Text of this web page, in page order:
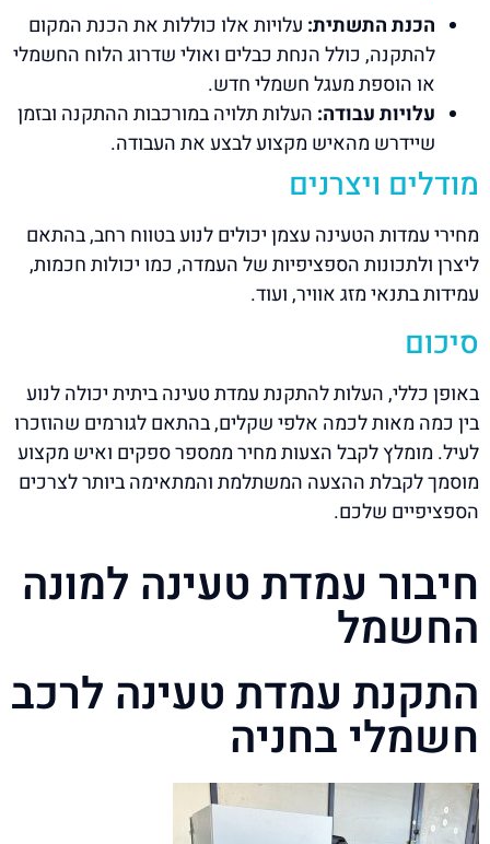
הכנת התשתית: עלויות אלו כוללות את הכנת המקום
להתקנה, כולל הנחת כבלים ואולי שדרוג הלוח החשמלי
או הוספת מעגל חשמלי חדש.
עלויות עבודה: העלות תלויה במורכבות ההתקנה ובזמן
שיידרש מהאיש מקצוע לבצע את העבודה.
מודלים ויצרנים
מחירי עמדות הטעינה עצמן יכולים לנוע בטווח רחב, בהתאם
ליצרן ולתכונות הספציפיות של העמדה, כמו יכולות חכמות,
עמידות בתנאי מזג אוויר, ועוד.
סיכום
באופן כללי, העלות להתקנת עמדת טעינה ביתית יכולה לנוע
בין כמה מאות לכמה אלפי שקלים, בהתאם לגורמים שהוזכרו
לעיל. מומלץ לקבל הצעות מחיר ממספר ספקים ואיש מקצוע
מוסמך לקבלת ההצעה המשתלמת והמתאימה ביותר לצרכים
הספציפיים שלכם.
חיבור עמדת טעינה למונה
החשמל
התקנת עמדת טעינה לרכב
חשמלי בחניה